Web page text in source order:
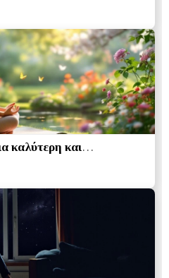
καλύτερη και